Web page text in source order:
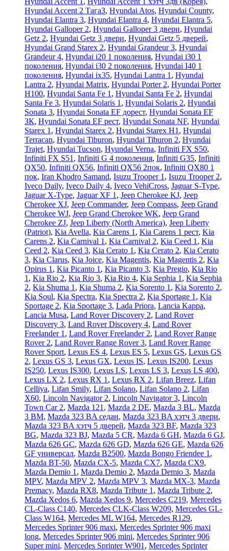
Hyundai Accent 2 ТагаЗ, Hyundai Atos, Hyundai County,
Hyundai Elantra 3, Hyundai Elantra 4, Hyundai Elantra 5,
Hyundai Galloper 2, Hyundai Galloper 3 двери, Hyundai
Getz 2, Hyundai Getz 3 двери, Hyundai Getz 5 дверей,
Hyundai Grand Starex 2, Hyundai Grandeur 3, Hyundai
Grandeur 4, Hyundai i20 1 поколения, Hyundai i30 1
поколения, Hyundai i30 2 поколения, Hyundai I40 1
поколения, Hyundai ix35, Hyundai Lantra 1 , Hyundai
Lantra 2, Hyundai Matrix, Hyundai Porter 2, Hyundai Porter
H100, Hyundai Santa Fe 1 , Hyundai Santa Fe 2, Hyundai
Santa Fe 3, Hyundai Solaris 1 , Hyundai Solaris 2, Hyundai
Sonata 3, Hyundai Sonata EF дорест, Hyundai Sonata EF
ЗК, Hyundai Sonata EF рест, Hyundai Sonata NF, Hyundai
Starex 1 , Hyundai Starex 2, Hyundai Starex H1 , Hyundai
Terracan, Hyundai Tiburon, Hyundai Tiburon 2, Hyundai
Trajet, Hyundai Tucson, Hyundai Verna, Infiniti FX S50,
Infiniti FX S51 , Infiniti G 4 поколения, Infiniti G35, Infiniti
QX50, Infiniti QX56, Infiniti QX56 2пок, Infiniti QX80 1
пок, Iran Khodro Samand, Isuzu Trooper 1 , Isuzu Trooper 2,
Iveco Daily, Iveco Daily 4, Iveco VehiCross, Jaguar S-Type,
Jaguar X-Type, Jaguar XF 1 , Jeep Cherokee KJ, Jeep
Cherokee XJ, Jeep Commander, Jeep Compass, Jeep Grand
Cherokee WJ, Jeep Grand Cherokee WK, Jeep Grand
Cherokee ZJ, Jeep Liberty (North America), Jeep Liberty
(Patriot), Kia Avella, Kia Carens 1 , Kia Carens 1 рест, Kia
Carens 2, Kia Carnival 1 , Kia Carnival 2, Kia Ceed 1 , Kia
Ceed 2, Kia Ceed 3, Kia Cerato 1 , Kia Cerato 2, Kia Cerato
3, Kia Clarus, Kia Joice, Kia Magentis, Kia Magentis 2, Kia
Opirus 1 , Kia Picanto 1 , Kia Picanto 3, Kia Pregio, Kia Rio
1 , Kia Rio 2, Kia Rio 3, Kia Rio 4, Kia Sephia 1 , Kia Sephia
2, Kia Shuma 1 , Kia Shuma 2, Kia Sorento 1 , Kia Sorento 2,
Kia Soul, Kia Spectra, Kia Spectra 2, Kia Sportage 1 , Kia
Sportage 2, Kia Sportage 3, Lada Priora, Lancia Kappa,
Lancia Musa, Land Rover Discovery 2, Land Rover
Discovery 3, Land Rover Discovery 4, Land Rover
Freelander 1 , Land Rover Freelander 2, Land Rover Range
Rover 2, Land Rover Range Rover 3, Land Rover Range
Rover Sport, Lexus ES 4, Lexus ES 5, Lexus GS, Lexus GS
2, Lexus GS 3, Lexus GX, Lexus IS, Lexus IS200, Lexus
IS250, Lexus IS300, Lexus LS, Lexus LS 3, Lexus LS 400,
Lexus LX 2, Lexus RX 1 , Lexus RX 2, Lifan Breez, Lifan
Celliya, Lifan Smily, Lifan Solano, Lifan Solano 2, Lifan
X60, Lincoln Navigator 2, Lincoln Navigator 3, Lincoln
Town Car 2, Mazda 121 , Mazda 2 DE, Mazda 3 BL, Mazda
3 BM, Mazda 323 BA седан, Mazda 323 BA хэтч 3 двери,
Mazda 323 BA хэтч 5 дверей, Mazda 323 BF, Mazda 323
BG, Mazda 323 BJ, Mazda 5 CR, Mazda 6 GH, Mazda 6 GJ,
Mazda 626 GC, Mazda 626 GD, Mazda 626 GE, Mazda 626
GF универсал, Mazda B2500, Mazda Bongo Friendee 1 ,
Mazda BT-50, Mazda CX-5, Mazda CX7, Mazda CX9,
Mazda Demio 1 , Mazda Demio 2, Mazda Demio 3, Mazda
MPV, Mazda MPV 2, Mazda MPV 3, Mazda MX-3, Mazda
Premacy, Mazda RX8, Mazda Tribute 1 , Mazda Tribute 2,
Mazda Xedos 6, Mazda Xedos 9, Mercedes C219, Mercedes
CL-Class C140, Mercedes CLK-Class W209, Mercedes GL-
Class W164, Mercedes ML W164, Mercedes R129,
Mercedes Sprinter 906 maxi, Mercedes Sprinter 906 maxi
long, Mercedes Sprinter 906 mini, Mercedes Sprinter 906
Super mini, Mercedes Sprinter W901 , Mercedes Sprinter